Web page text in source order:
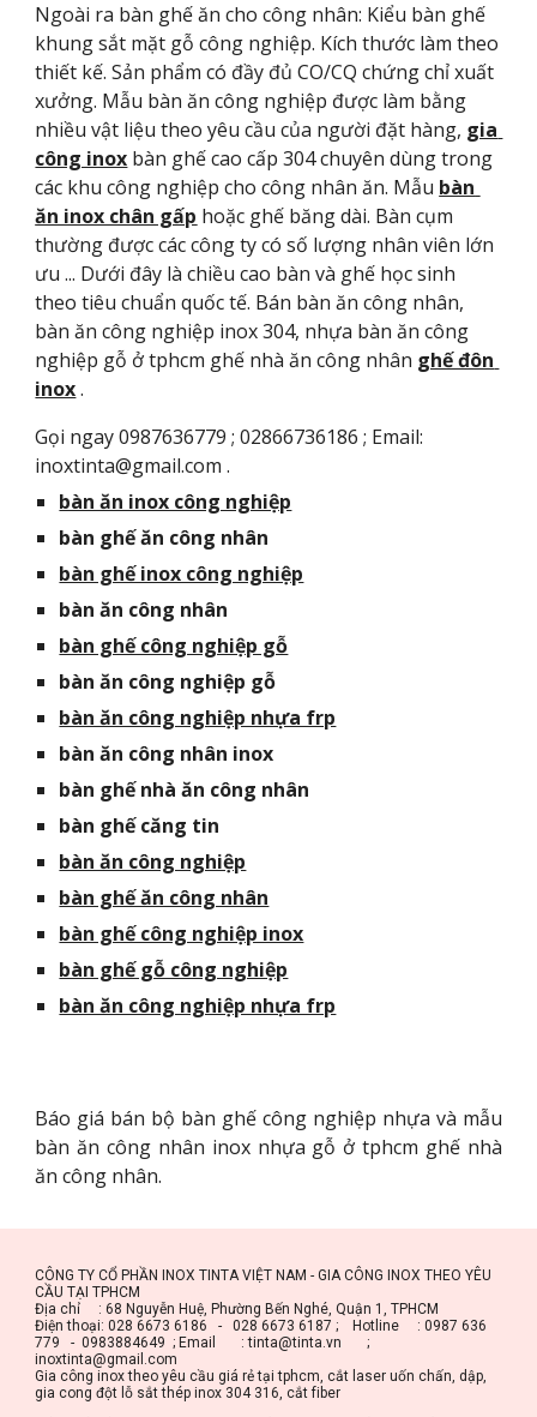
Ngoài ra bàn ghế ăn cho công nhân: Kiểu bàn ghế
khung sắt mặt gỗ công nghiệp. Kích thước làm theo
thiết kế. Sản phẩm có đầy đủ CO/CQ chứng chỉ xuất
xưởng. Mẫu bàn ăn công nghiệp được làm bằng
nhiều vật liệu theo yêu cầu của người đặt hàng, gia
công inox bàn ghế cao cấp 304 chuyên dùng trong
các khu công nghiệp cho công nhân ăn. Mẫu bàn
ăn inox chân gấp hoặc ghế băng dài. Bàn cụm
thường được các công ty có số lượng nhân viên lớn
ưu ... Dưới đây là chiều cao bàn và ghế học sinh
theo tiêu chuẩn quốc tế. Bán bàn ăn công nhân,
bàn ăn công nghiệp inox 304, nhựa bàn ăn công
nghiệp gỗ ở tphcm ghế nhà ăn công nhân ghế đôn
inox .
Gọi ngay 0987636779 ; 02866736186 ; Email:
inoxtinta@gmail.com .
bàn ăn inox công nghiệp
bàn ghế ăn công nhân
bàn ghế inox công nghiệp
bàn ăn công nhân
bàn ghế công nghiệp gỗ
bàn ăn công nghiệp gỗ
bàn ăn công nghiệp nhựa frp
bàn ăn công nhân inox
bàn ghế nhà ăn công nhân
bàn ghế căng tin
bàn ăn công nghiệp
bàn ghế ăn công nhân
bàn ghế công nghiệp inox
bàn ghế gỗ công nghiệp
bàn ăn công nghiệp nhựa frp
Báo giá bán bộ bàn ghế công nghiệp nhựa và mẫu
bàn ăn công nhân inox nhựa gỗ ở tphcm ghế nhà
ăn công nhân.
CÔNG TY CỔ PHẦN INOX TINTA VIỆT NAM - GIA CÔNG INOX THEO YÊU
CẦU TẠI TPHCM
Địa chỉ     : 68 Nguyễn Huệ, Phường Bến Nghé, Quận 1, TPHCM
Điện thoại: 028 6673 6186   -   028 6673 6187 ;    Hotline     : 0987 636
779   -  0983884649  ; Email       : tinta@tinta.vn       ;
inoxtinta@gmail.com
Gia công inox theo yêu cầu giá rẻ tại tphcm, cắt laser uốn chấn, dập,
gia cong đột lỗ sắt thép inox 304 316, cắt fiber